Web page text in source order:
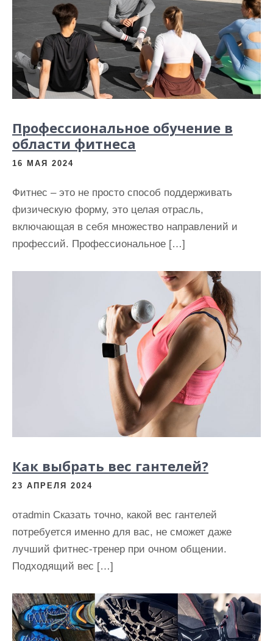
Профессиональное обучение в
области фитнеса
16 МАЯ 2024
Фитнес – это не просто способ поддерживать
физическую форму, это целая отрасль,
включающая в себя множество направлений и
профессий. Профессиональное […]
Как выбрать вес гантелей?
23 АПРЕЛЯ 2024
отadmin Сказать точно, какой вес гантелей
потребуется именно для вас, не сможет даже
лучший фитнес-тренер при очном общении.
Подходящий вес […]